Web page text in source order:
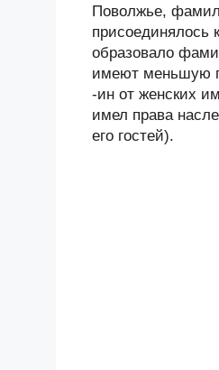
Поволжье,
присоединялось
образовало
имеют меньшую
-ин от женских
имел права
его гостей).